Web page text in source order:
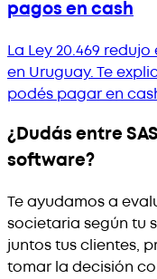
pagos en cash
La Ley 20.469
en Uruguay. Te
podés pagar en
¿Dudás entre
software?
Te ayudamos a
societaria según tu
juntos tus clientes,
tomar la decisión